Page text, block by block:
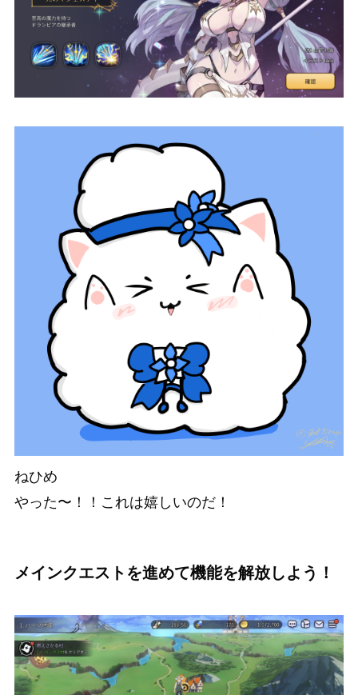
ねひめ
やった〜！！これは嬉しいのだ！
メインクエストを進めて機能を解放しよう！